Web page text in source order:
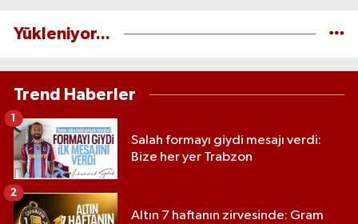
Yükleniyor...
Trend Haberler
Salah formayı giydi mesajı verdi:
Bize her yer Trabzon
1
Altın 7 haftanın zirvesinde: Gram
2